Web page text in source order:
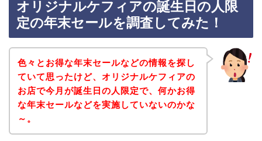
オリジナルケフィアの誕生日の人限
定の年末セールを調査してみた！
色々とお得な年末セールなどの情報を探し
ていて思ったけど、オリジナルケフィアの
お店で今月が誕生日の人限定で、何かお得
な年末セールなどを実施していないのかな
～。